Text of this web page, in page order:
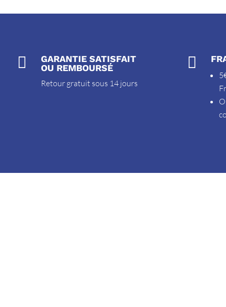

GARANTIE SATISFAIT
OU REMBOURSÉ
Retour gratuit sous 14 jours
